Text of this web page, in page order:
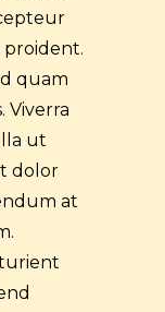
proident.
quam
Viverra
ut
dolor
at